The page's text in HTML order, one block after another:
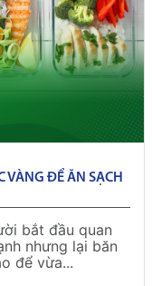
VÀNG ĐỂ ĂN SẠCH
bắt đầu quan
nhưng lại băn
để vừa...